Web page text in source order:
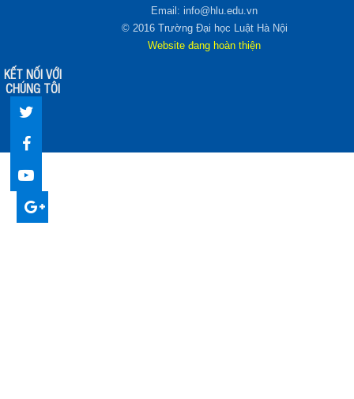
Email: info@hlu.edu.vn
© 2016 Trường Đại học Luật Hà Nội
Website đang hoàn thiện
KẾT NỐI VỚI
CHÚNG TÔI